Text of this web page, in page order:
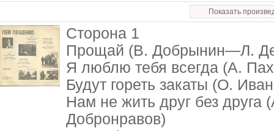
Показать
Сторона 1
Прощай (В. Добрынин—Л.
Я люблю тебя всегда (А.
Будут гореть закаты (О.
Нам не жить друг без
Добронравов)